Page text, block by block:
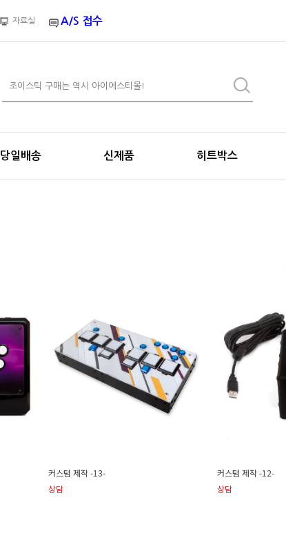
자료실 A/S 접수
당일배송 신제품 히트박스
커스텀 제작 -13-
상담
커스텀 제작 -12-
상담